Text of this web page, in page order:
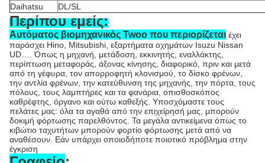
Daihatsu DL/SL
Περίπου εμείς:
Αυτόματος βιομηχανικός Twoo που περιορίζεται έχει
παράσχει Hino, Mitsubishi, εξαρτήματα οχημάτων Isuzu Nissan
UD…. Όπως η μηχανή, μετάδοση, εκκινητής, εναλλάκτης,
περίπτωση μεταφοράς, άξονας κίνησης, διαφορικό, πριν και μετά
από τη γέφυρα, τον απορροφητή κλονισμού, το δίσκο φρένων,
την αντλία φρένων, την κατεύθυνση της μηχανής, την πόρτα, τους
πόλους, τους λαμπτήρες και τα φανάρια, οπισθοσκόπος
καθρέφτης, όργανο και ούτω καθεξής. Υποσχόμαστε τους
πελάτες μας: όλα τα αγαθά από την επιχείρησή μας, μπορούν
δοκιμή φόρτωσης παρελθόντος. Τα μεγάλα αντικείμενα όπως το
κιβώτιο ταχυτήτων μπορούν φορτίο φόρτωσης μετά από να
αναθέσουν. Εάν υπάρχει οποιοδήποτε ποιοτικό πρόβλημα στην
έγκριση